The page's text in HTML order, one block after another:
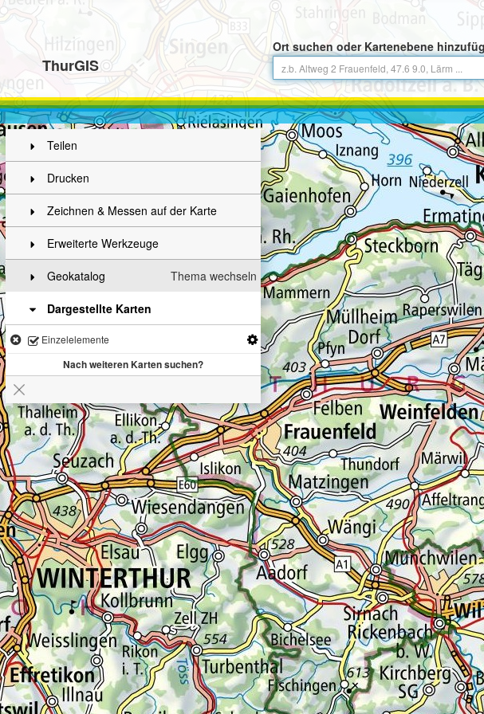
ThurGIS
Ort suchen oder Kartenebene
Teilen
Drucken
Zeichnen & Messen auf der Karte
Erweiterte Werkzeuge
Thema wechseln
Geokatalog
Dargestellte Karten
Einzelelemente
Nach weiteren Karten suchen?